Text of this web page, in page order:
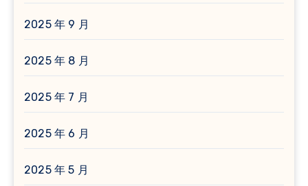
2025 年 9 月
2025 年 8 月
2025 年 7 月
2025 年 6 月
2025 年 5 月